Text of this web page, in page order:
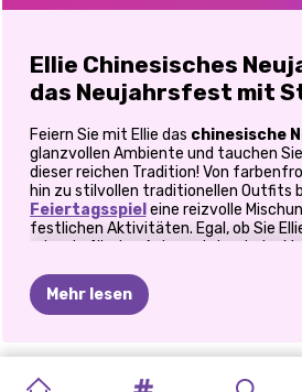
Ellie Chinesisches
das Neujahrsfest mit
Feiern Sie mit Ellie das chinesische
glanzvollen Ambiente und tauchen
dieser reichen Tradition! Von
hin zu stilvollen traditionellen Outfits
Feiertagsspiel eine reizvolle
festlichen Aktivitäten. Egal, ob Sie
oder sie für den Anlass stylen, jeder
Neujahrsfest mit einem Hauch von
einzuläuten!
Stimmung
Mehr lesen
SILVESTER-
WEICHE
VILLAINS SCHWESTERN